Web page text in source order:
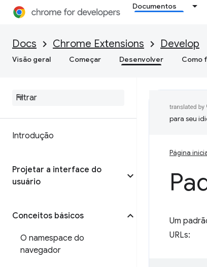
Documentos
Docs Chrome Extensions Develop
Visão geral Começar Desenvolver Como
Introdução
Projetar a interface do
usuário
Conceitos básicos
O namespace do
navegador
para seu
Página
Um
URLs: